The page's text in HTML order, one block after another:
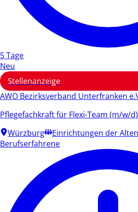
5 Tage
Neu
Stellenanzeige
AWO Bezirksverband Unterfranken
Pflegefachkraft für Flexi-Team (m/w/
Würzburg
Einrichtungen der
Berufserfahrene